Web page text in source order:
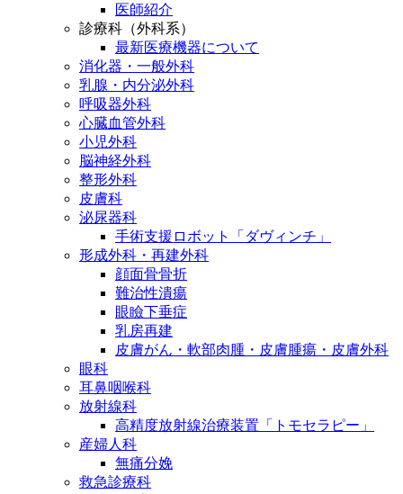
医師紹介
診療科（外科系）
最新医療機器について
消化器・一般外科
乳腺・内分泌外科
呼吸器外科
心臓血管外科
小児外科
脳神経外科
整形外科
皮膚科
泌尿器科
手術支援ロボット「ダヴィンチ」
形成外科・再建外科
顔面骨骨折
難治性潰瘍
眼瞼下垂症
乳房再建
皮膚がん・軟部肉腫・皮膚腫瘍・皮膚外科
眼科
耳鼻咽喉科
放射線科
高精度放射線治療装置「トモセラピー」
産婦人科
無痛分娩
救急診療科